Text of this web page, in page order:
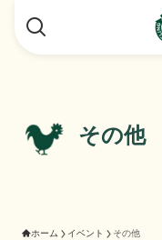
その他
ホーム イベント その他